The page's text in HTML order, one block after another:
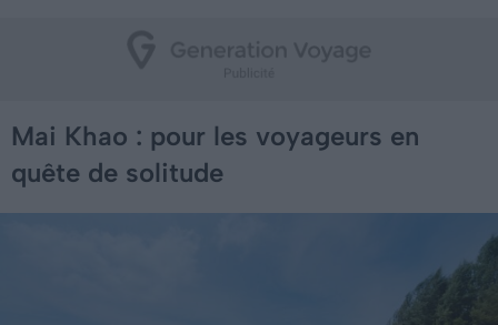
Mai Khao : pour les voyageurs en
quête de solitude